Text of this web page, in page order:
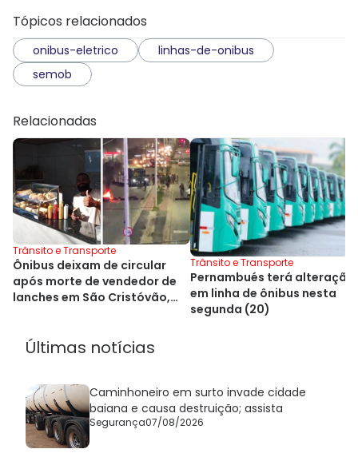
Tópicos relacionados
onibus-eletrico
linhas-de-onibus
semob
Relacionadas
Trânsito e Transporte
Ônibus deixam de circular
após morte de vendedor de
lanches em São Cristóvão,
Trânsito e Transporte
Pernambués terá alteração
em linha de ônibus nesta
segunda (20)
Últimas notícias
Caminhoneiro em surto invade cidade
baiana e causa destruição; assista
Segurança07/08/2026